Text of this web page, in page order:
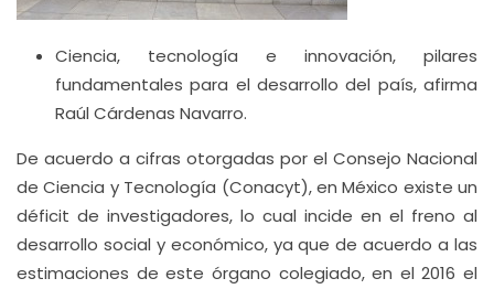
Ciencia, tecnología e innovación, pilares
fundamentales para el desarrollo del país, afirma
Raúl Cárdenas Navarro.
De acuerdo a cifras otorgadas por el Consejo Nacional
de Ciencia y Tecnología (Conacyt), en México existe un
déficit de investigadores, lo cual incide en el freno al
desarrollo social y económico, ya que de acuerdo a las
estimaciones de este órgano colegiado, en el 2016 el